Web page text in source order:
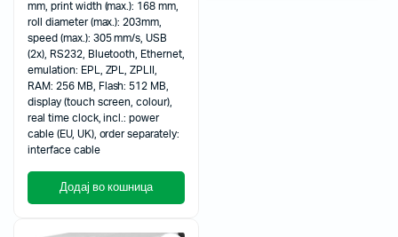
mm, print width (max.): 168 mm,
roll diameter (max.): 203mm,
speed (max.): 305 mm/s, USB
(2x), RS232, Bluetooth, Ethernet,
emulation: EPL, ZPL, ZPLII,
RAM: 256 MB, Flash: 512 MB,
display (touch screen, colour),
real time clock, incl.: power
cable (EU, UK), order separately:
interface cable
Додај во кошница